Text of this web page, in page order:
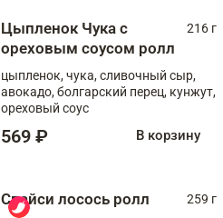
Цыпленок Чука с
ореховым соусом ролл
216 г
цыпленок, чука, сливочный сыр,
авокадо, болгарский перец, кунжут,
ореховый соус
569 ₽ В корзину
Спайси лосось ролл
259 г